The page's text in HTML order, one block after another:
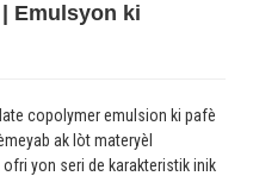
Emulsyon ki
copolymer emulsion ki pafè
ak lòt materyèl
yon seri de karakteristik inik